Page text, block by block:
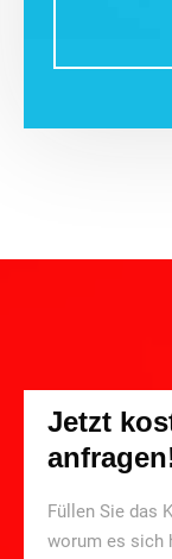
Jetzt
Füllen Sie das
worum es sich